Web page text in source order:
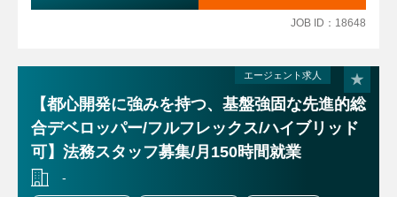
・ターミナル駅直結のオフィスでアクセス良好ですJOB ID：18648
エージェント求人
【都心開発に強みを持つ、基盤強固な先進的総
合デベロッパー/フルフレックス/ハイブリッド
可】法務スタッフ募集/月150時間就業
-